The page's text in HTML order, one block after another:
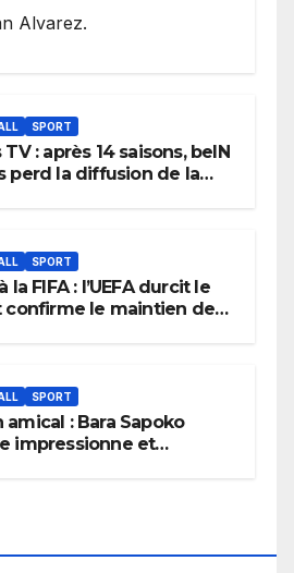
Alvarez.
SPORT
: après 14 saisons, beIN
perd la diffusion de la
SPORT
la FIFA : l’UEFA durcit le
confirme le maintien de
SPORT
amical : Bara Sapoko
impressionne et